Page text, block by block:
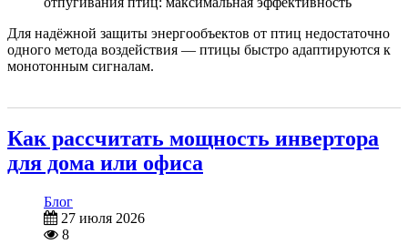
Для надёжной защиты энергообъектов от птиц недостаточно
одного метода воздействия — птицы быстро адаптируются к
монотонным сигналам.
Как рассчитать мощность инвертора
для дома или офиса
Блог
27 июля 2026
8